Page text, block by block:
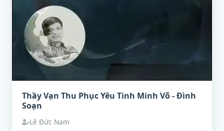
Thầy Vạn Thu Phục Yêu Tinh Minh Võ - Đình
Soạn
Lê Đức Nam